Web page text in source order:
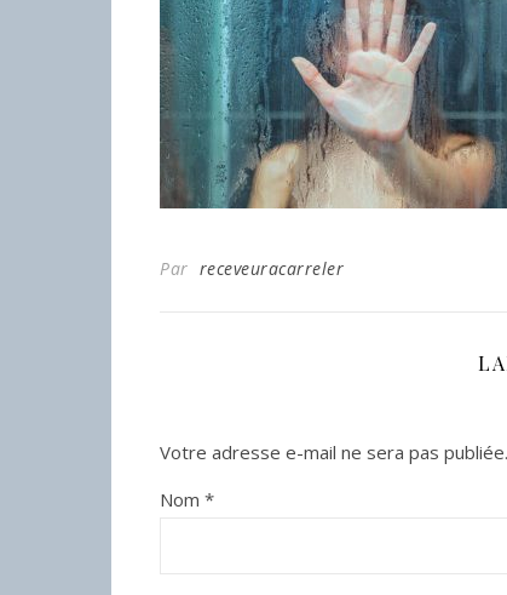
Par receveuracarreler
Votre adresse e-mail ne sera pas publiée.
Nom *